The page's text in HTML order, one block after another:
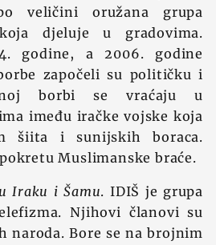
veličini oružana grupa
djeluje u gradovima.
godine, a 2006. godine
započeli su političku i
borbi se vraćaju u
imeđu iračke vojske koja
šiita i sunijskih boraca.
Muslimanske braće.
Iraku i Šamu. IDIŠ je grupa
Njihovi članovi su
naroda. Bore se na brojnim